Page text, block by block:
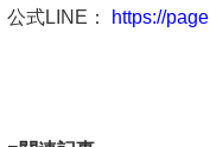
公式LINE：
https://